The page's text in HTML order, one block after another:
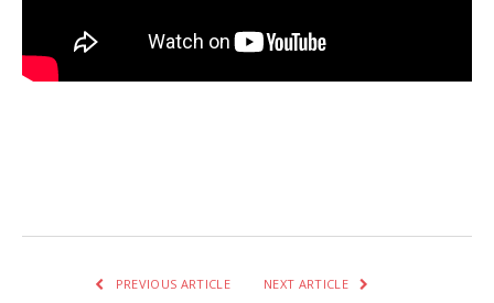
PREVIOUS ARTICLE NEXT ARTICLE